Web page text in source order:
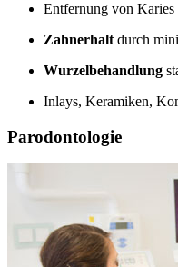
Entfernung von Karies
Zahnerhalt durch
Wurzelbehandlung
Inlays, Keramiken,
Parodontologie